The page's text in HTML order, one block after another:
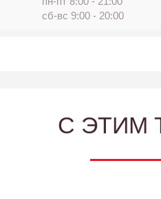
сб-вс 9:00 - 20:00
C ЭТИМ